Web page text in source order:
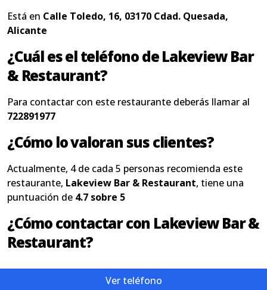
Está en Calle Toledo, 16, 03170 Cdad. Quesada,
Alicante
¿Cuál es el teléfono de Lakeview Bar
& Restaurant?
Para contactar con este restaurante deberás llamar al
722891977
¿Cómo lo valoran sus clientes?
Actualmente, 4 de cada 5 personas recomienda este
restaurante, Lakeview Bar & Restaurant, tiene una
puntuación de 4.7 sobre 5
¿Cómo contactar con Lakeview Bar &
Restaurant?
Ver teléfono